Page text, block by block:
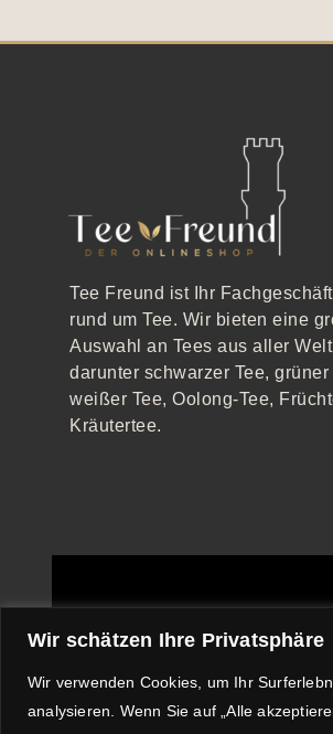
Wir schätzen Ihre Privatsphäre
Wir verwenden Cookies, um Ihr
analysieren. Wenn Sie auf „Alle
Tee Freund ist Ihr
rund um Tee. Wir bieten eine
Auswahl an Tees aus aller
darunter schwarzer Tee, grüner
weißer Tee, Oolong-Tee,
Kräutertee.